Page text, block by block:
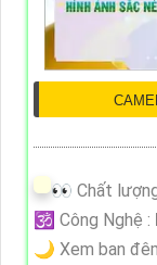
️👀 Chất
🕉️ Công Nghệ :
🌙 Xem ban